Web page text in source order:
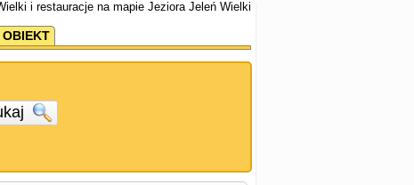
i restauracje na mapie Jeziora Jeleń Wielki